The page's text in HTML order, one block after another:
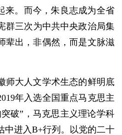
来。而今，朱良志成为全省
群三次为中共中央政治局集
出，非偶然，而是文脉滋
师大人文学术生态的鲜明底
年入选全国重点马克思主
破”，马克思主义理论学科
中进入B+行列。以党的二十